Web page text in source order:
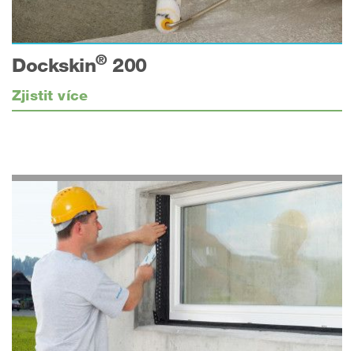
Dockskin® 200
Zjistit více